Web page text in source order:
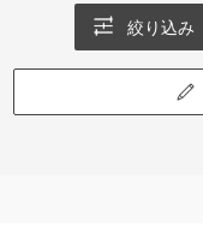
絞り込み